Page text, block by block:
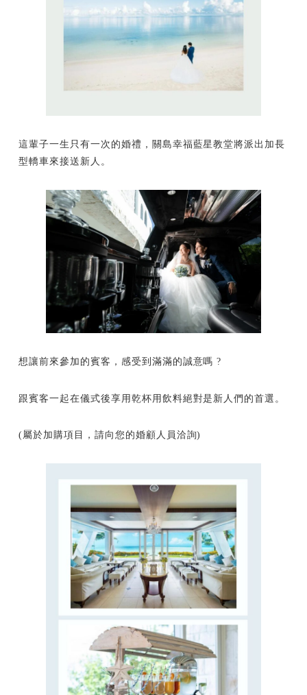
這輩子一生只有一次的婚禮，關島幸福藍星教堂將派出加長
型轎車來接送新人。
想讓前來參加的賓客，感受到滿滿的誠意嗎 ?
跟賓客一起在儀式後享用乾杯用飲料絕對是新人們的首選。
(屬於加購項目，請向您的婚顧人員洽詢)